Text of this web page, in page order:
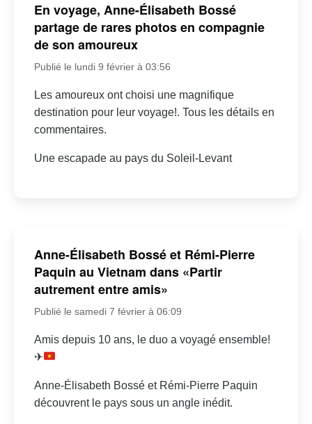
En voyage, Anne-Élisabeth Bossé
partage de rares photos en compagnie
de son amoureux
Publié le lundi 9 février à 03:56
Les amoureux ont choisi une magnifique
destination pour leur voyage!. Tous les détails en
commentaires.
Une escapade au pays du Soleil-Levant
Anne-Élisabeth Bossé et Rémi-Pierre
Paquin au Vietnam dans «Partir
autrement entre amis»
Publié le samedi 7 février à 06:09
Amis depuis 10 ans, le duo a voyagé ensemble!
✈
Anne-Élisabeth Bossé et Rémi-Pierre Paquin
découvrent le pays sous un angle inédit.